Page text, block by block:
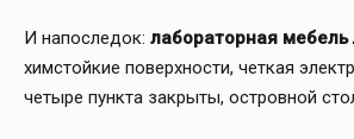
И напоследок: лабораторная
химстойкие поверхности, четкая
четыре пункта закрыты, островной